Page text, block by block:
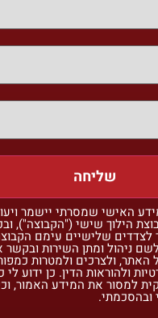
שליחה
האישי שמסרתי יישמר
הילוך שישי ("הקבוצה"),
לצדדים שלישיים עימם
ניהול ומתן השירות ובקשר
האתר, ולצרכים ולמטרות
ולהוראות הדין. כן ידוע
למסור את המידע האמור,
ובהסכמתי.